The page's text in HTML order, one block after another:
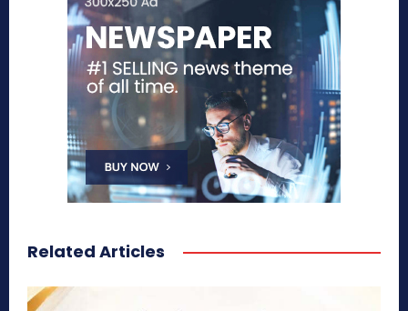
Related Articles